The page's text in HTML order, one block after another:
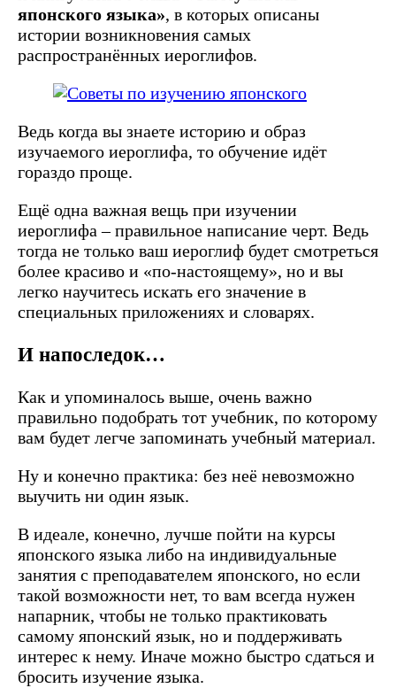
японского языка», в которых описаны
истории возникновения самых
распространённых иероглифов.
Ведь когда вы знаете историю и образ
изучаемого иероглифа, то обучение идёт
гораздо проще.
Ещё одна важная вещь при изучении
иероглифа – правильное написание черт. Ведь
тогда не только ваш иероглиф будет смотреться
более красиво и «по-настоящему», но и вы
легко научитесь искать его значение в
специальных приложениях и словарях.
И напоследок…
Как и упоминалось выше, очень важно
правильно подобрать тот учебник, по которому
вам будет легче запоминать учебный материал.
Ну и конечно практика: без неё невозможно
выучить ни один язык.
В идеале, конечно, лучше пойти на курсы
японского языка либо на индивидуальные
занятия с преподавателем японского, но если
такой возможности нет, то вам всегда нужен
напарник, чтобы не только практиковать
самому японский язык, но и поддерживать
интерес к нему. Иначе можно быстро сдаться и
бросить изучение языка.